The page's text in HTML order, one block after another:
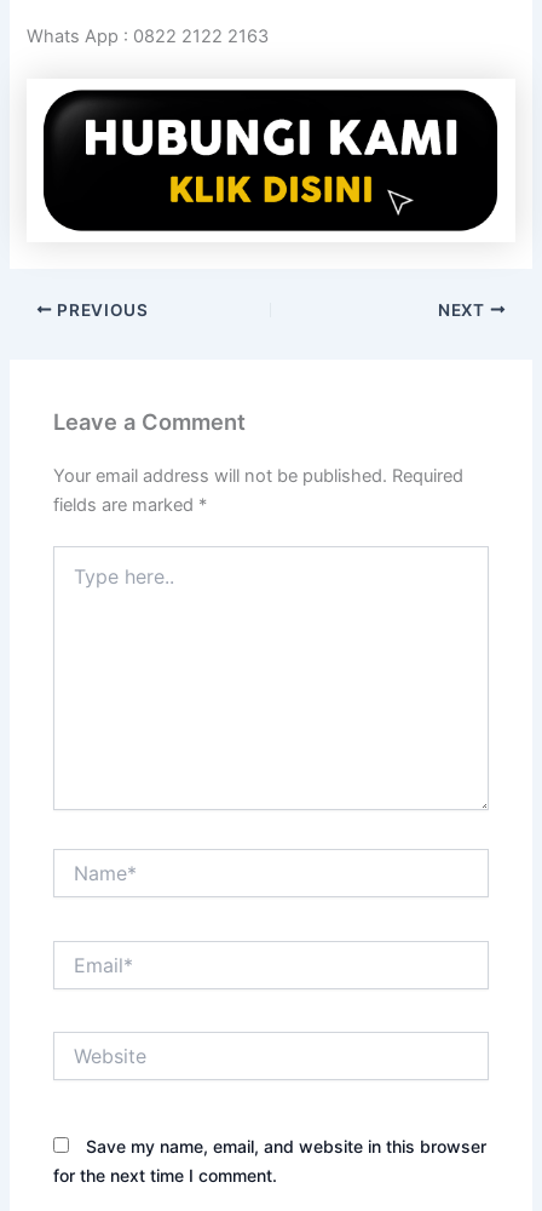
Whats App : 0822 2122 2163
PREVIOUS NEXT
Leave a Comment
Your email address will not be published. Required
fields are marked *
here..
Save my name, email, and website in this browser
for the next time I comment.